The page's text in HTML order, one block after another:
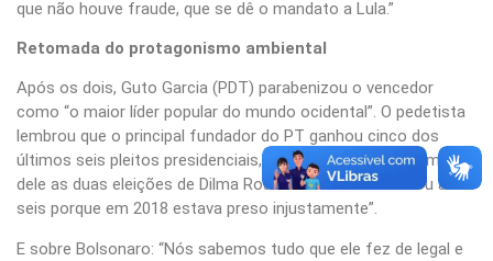
que não houve fraude, que se dê o mandato a Lula.”
Retomada do protagonismo ambiental
Após os dois, Guto Garcia (PDT) parabenizou o vencedor
como “o maior líder popular do mundo ocidental”. O pedetista
lembrou que o principal fundador do PT ganhou cinco dos
últimos seis pleitos presidenciais, contando também como
dele as duas eleições de Dilma Rousseff. “E só não levou as
seis porque em 2018 estava preso injustamente”.
E sobre Bolsonaro: “Nós sabemos tudo que ele fez de legal e